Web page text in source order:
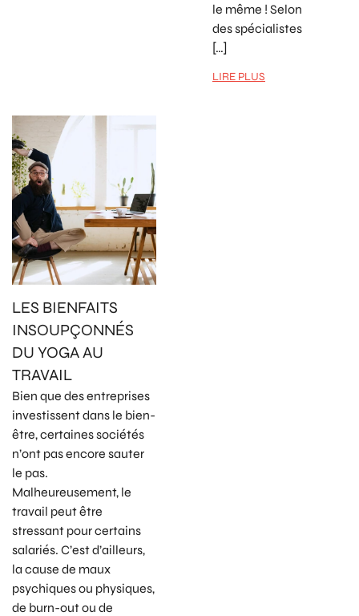
le même ! Selon
des spécialistes
[…]
LIRE PLUS
LES BIENFAITS
INSOUPÇONNÉS
DU YOGA AU
TRAVAIL
Bien que des entreprises
investissent dans le bien-
être, certaines sociétés
n’ont pas encore sauter
le pas.
Malheureusement, le
travail peut être
stressant pour certains
salariés. C’est d’ailleurs,
la cause de maux
psychiques ou physiques,
de burn-out ou de